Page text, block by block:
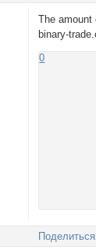
The amount
binary-
0
Поделиться